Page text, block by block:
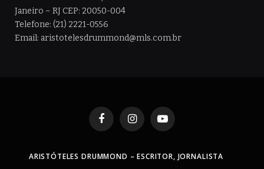
Janeiro – RJ CEP: 20050-004
Telefone: (21) 2221-0556
Email: aristotelesdrummond@mls.com.br
FacebookInstagramYouTube
ARISTÓTELES DRUMMOND – ESCRITOR, JORNALISTA